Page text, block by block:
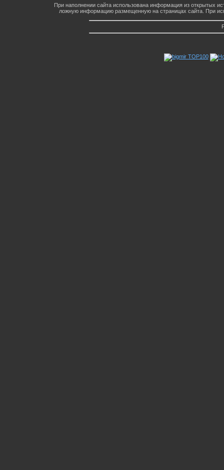
При наполнении сайта использована информация из открытых
ложную информацию размещенную на страницах сайта. При